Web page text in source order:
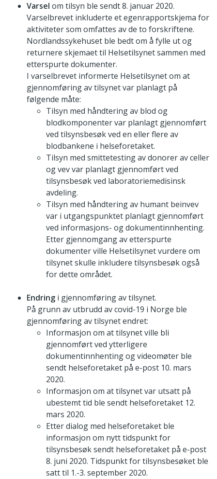
Varsel om tilsyn ble sendt 8. januar 2020.
Varselbrevet inkluderte et egenrapportskjema for
aktiviteter som omfattes av de to forskriftene.
Nordlandssykehuset ble bedt om å fylle ut og
returnere skjemaet til Helsetilsynet sammen med
etterspurte dokumenter.
I varselbrevet informerte Helsetilsynet om at
gjennomføring av tilsynet var planlagt på
følgende måte:
Tilsyn med håndtering av blod og
blodkomponenter var planlagt gjennomført
ved tilsynsbesøk ved en eller flere av
blodbankene i helseforetaket.
Tilsyn med smittetesting av donorer av celler
og vev var planlagt gjennomført ved
tilsynsbesøk ved laboratoriemedisinsk
avdeling.
Tilsyn med håndtering av humant beinvev
var i utgangspunktet planlagt gjennomført
ved informasjons- og dokumentinnhenting.
Etter gjennomgang av etterspurte
dokumenter ville Helsetilsynet vurdere om
tilsynet skulle inkludere tilsynsbesøk også
for dette området.
Endring i gjennomføring av tilsynet.
På grunn av utbrudd av covid-19 i Norge ble
gjennomføring av tilsynet endret:
Informasjon om at tilsynet ville bli
gjennomført ved ytterligere
dokumentinnhenting og videomøter ble
sendt helseforetaket på e-post 10. mars
2020.
Informasjon om at tilsynet var utsatt på
ubestemt tid ble sendt helseforetaket 12.
mars 2020.
Etter dialog med helseforetaket ble
informasjon om nytt tidspunkt for
tilsynsbesøk sendt helseforetaket på e-post
8. juni 2020. Tidspunkt for tilsynsbesøket ble
satt til 1.-3. september 2020.